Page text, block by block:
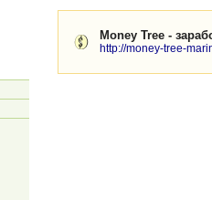
Money Tree -
http://money-tree-